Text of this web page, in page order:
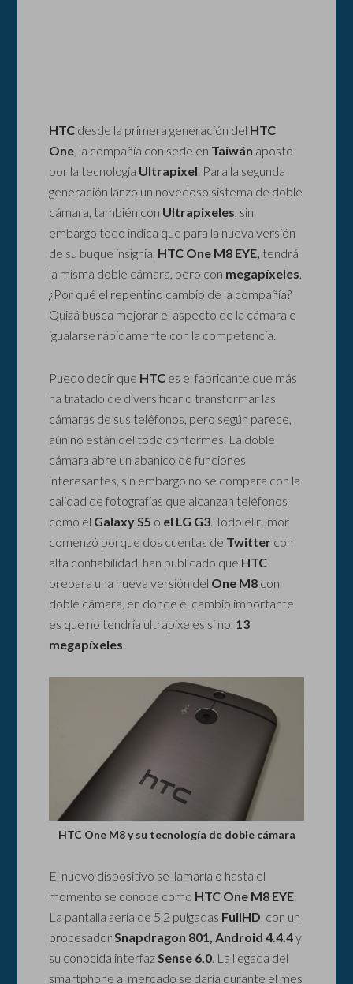
HTC desde la primera generación del HTC
One, la compañía con sede en Taiwán aposto
por la tecnología Ultrapixel. Para la segunda
generación lanzo un novedoso sistema de doble
cámara, también con Ultrapixeles, sin
embargo todo indica que para la nueva versión
de su buque insignia, HTC One M8 EYE, tendrá
la misma doble cámara, pero con megapíxeles.
¿Por qué el repentino cambio de la compañía?
Quizá busca mejorar el aspecto de la cámara e
igualarse rápidamente con la competencia.
Puedo decir que HTC es el fabricante que más
ha tratado de diversificar o transformar las
cámaras de sus teléfonos, pero según parece,
aún no están del todo conformes. La doble
cámara abre un abanico de funciones
interesantes, sin embargo no se compara con la
calidad de fotografías que alcanzan teléfonos
como el Galaxy S5 o el LG G3. Todo el rumor
comenzó porque dos cuentas de Twitter con
alta confiabilidad, han publicado que HTC
prepara una nueva versión del One M8 con
doble cámara, en donde el cambio importante
es que no tendría ultrapixeles si no, 13
megapíxeles.
HTC One M8 y su tecnología de doble cámara
El nuevo dispositivo se llamaría o hasta el
momento se conoce como HTC One M8 EYE
La pantalla sería de 5.2 pulgadas FullHD , con un
procesador Snapdragon 801, Android 4.4.4y
su conocida interfaz Sense 6.0 . La llegada del
smartphone al mercado se daría durante el mes